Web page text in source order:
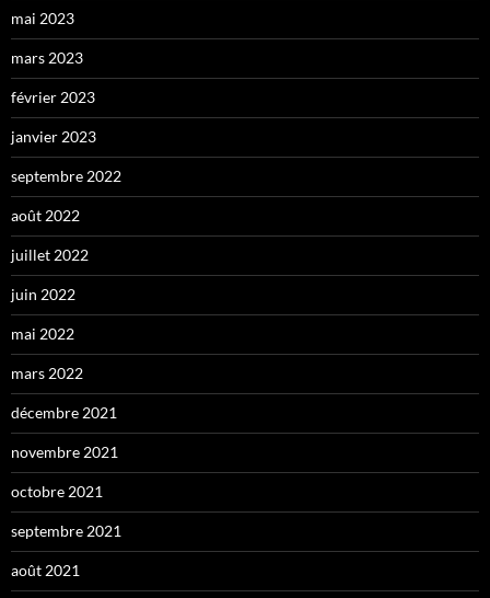
mai 2023
mars 2023
février 2023
janvier 2023
septembre 2022
août 2022
juillet 2022
juin 2022
mai 2022
mars 2022
décembre 2021
novembre 2021
octobre 2021
septembre 2021
août 2021